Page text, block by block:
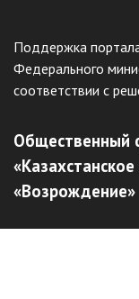
Поддержка
Федерального
соответствии с
Общественный
«Возрождение»